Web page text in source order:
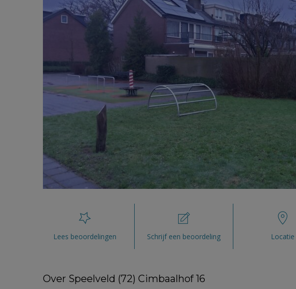
Lees beoordelingen Schrijf een beoordeling Locatie
Over Speelveld (72) Cimbaalhof 16